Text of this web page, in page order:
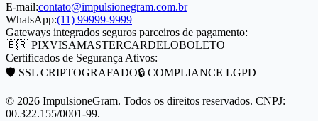
E-mail:contato@impulsionegram.com.br
WhatsApp:(11) 99999-9999
Gateways integrados seguros parceiros de pagamento:
🇧🇷 PIXVISAMASTERCARDELOBOLETO
Certificados de Segurança Ativos:
🛡️ SSL CRIPTOGRAFADO🔒 COMPLIANCE LGPD
© 2026 ImpulsioneGram. Todos os direitos reservados. CNPJ:
00.322.155/0001-99.